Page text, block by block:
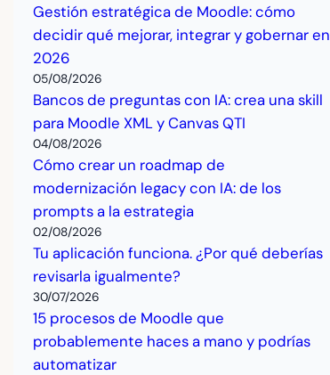
Gestión estratégica de Moodle: cómo
decidir qué mejorar, integrar y gobernar en
2026
05/08/2026
Bancos de preguntas con IA: crea una skill
para Moodle XML y Canvas QTI
04/08/2026
Cómo crear un roadmap de
modernización legacy con IA: de los
prompts a la estrategia
02/08/2026
Tu aplicación funciona. ¿Por qué deberías
revisarla igualmente?
30/07/2026
15 procesos de Moodle que
probablemente haces a mano y podrías
automatizar